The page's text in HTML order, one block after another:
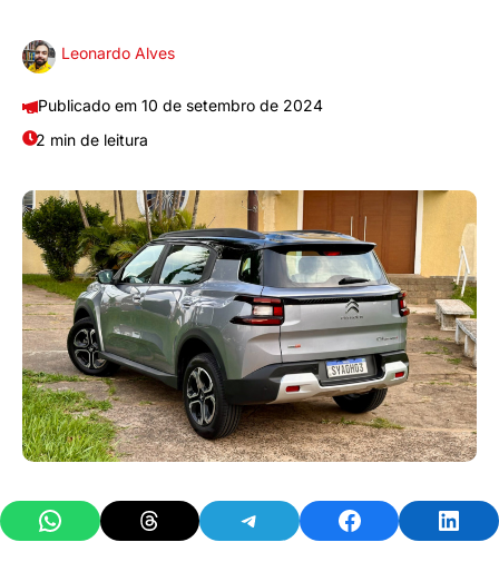
Leonardo Alves
10 de setembro de 2024
2 min de leitura
Share on WhatsAppShare on ThreadsShare on TelegramShare on Facebook